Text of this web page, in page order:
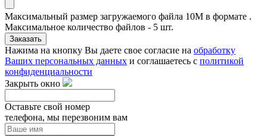
Максимальный размер загружаемого файла 10M в формате .
Максимальное количество файлов - 5 шт.
Заказать
Нажима на кнопку Вы даете свое согласие на обработку
Ваших персональных данных и соглашаетесь с политикой
конфиденциальности
Закрыть окно
Оставьте свой номер
телефона, мы перезвоним вам